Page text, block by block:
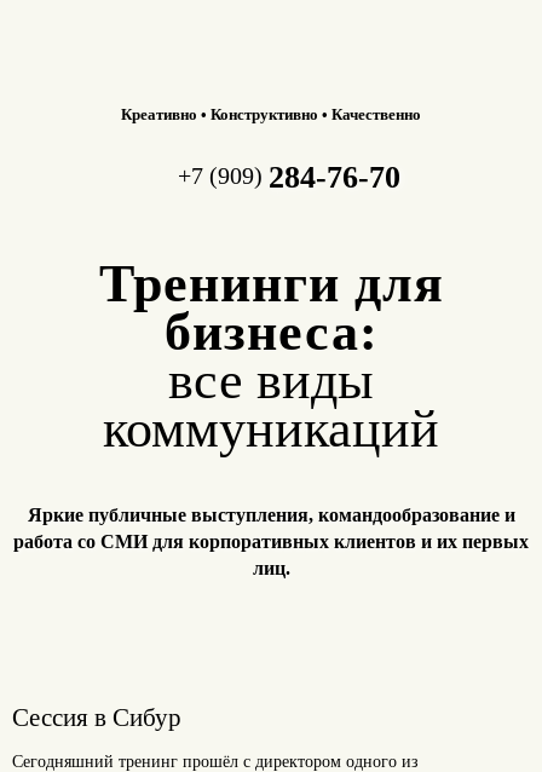
Креативно • Конструктивно • Качественно
+7 (909) 284-76-70
Тренинги для
бизнеса:
все виды
коммуникаций
Яркие публичные выступления, командообразование и
работа со СМИ для корпоративных клиентов и их первых
лиц.
Сессия в Сибур
Сегодняшний тренинг прошёл с директором одного из